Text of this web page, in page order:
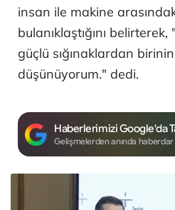
insan ile makine
bulanıklaştığını
güçlü sığınaklardan
düşünüyorum." dedi.
Haberlerimizi Google'da
Gelişmelerden anında haberdar